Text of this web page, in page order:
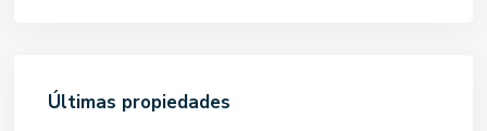
Últimas propiedades